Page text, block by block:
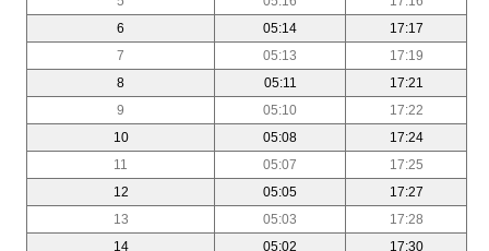
6
05:14
17:17
7
05:13
17:19
8
05:11
17:21
9
05:10
17:22
10
05:08
17:24
11
05:07
17:25
12
05:05
17:27
13
05:03
17:28
14
05:02
17:30